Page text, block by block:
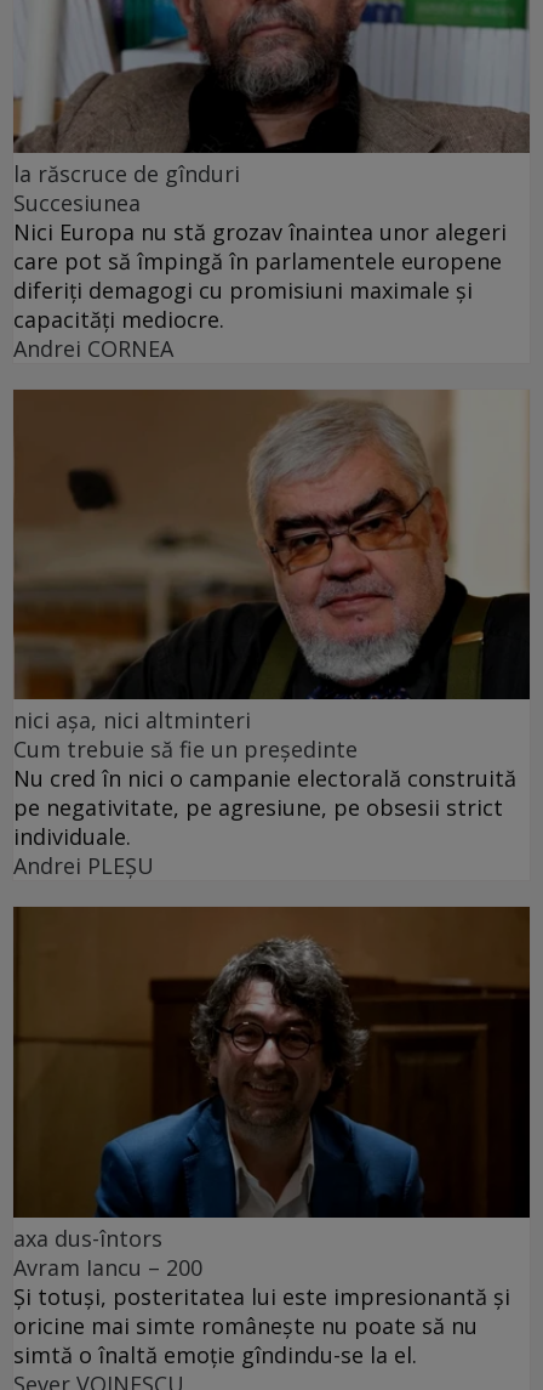
la răscruce de gînduri
Succesiunea
Nici Europa nu stă grozav înaintea unor alegeri
care pot să împingă în parlamentele europene
diferiți demagogi cu promisiuni maximale și
capacități mediocre.
Andrei CORNEA
nici așa, nici altminteri
Cum trebuie să fie un președinte
Nu cred în nici o campanie electorală construită
pe negativitate, pe agresiune, pe obsesii strict
individuale.
Andrei PLEŞU
axa dus-întors
Avram Iancu – 200
Și totuși, posteritatea lui este impresionantă și
oricine mai simte românește nu poate să nu
simtă o înaltă emoție gîndindu-se la el.
Sever VOINESCU